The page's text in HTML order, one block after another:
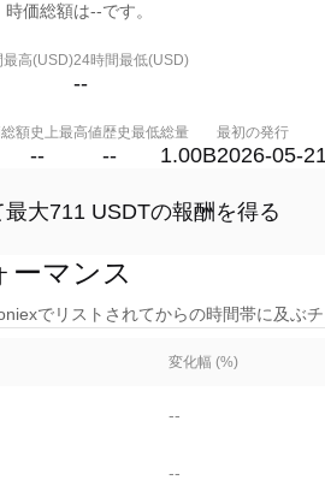
価総額は--です。
最高(USD)24時間最低(USD)
--
額史上最高値
--
歴史最低
--
総量
1.00B
最初の発行
2026-05-
大711 USDTの報酬を得る
ーマンス
でリストされてからの時間帯に及ぶ
変化幅 (%)
--
--